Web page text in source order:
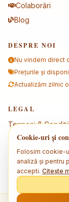
Colaborări
Blog
DESPRE NOI
Nu vindem direct
Prețurile și
Actualizăm zilnic
LEGAL
Termeni & Condiții
Politica de
Politica de
Cookie-uri și
Folosim cookie-
analiză și pentru
accepti. Citește